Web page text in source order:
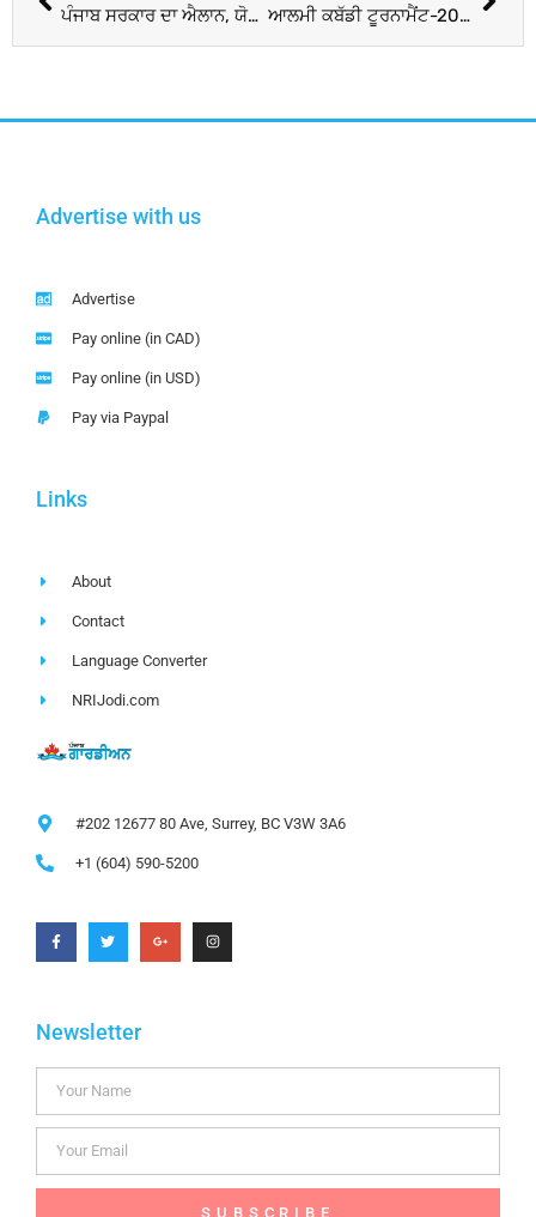
ਪੰਜਾਬ ਸਰਕਾਰ ਦਾ ਐਲਾਨ, ਯੋਗ ਗ਼ਰੀਬ ਬੱਚਿਆਂ ਦੀ ਪੜ੍ਹਾਈ ਹੋਣ ਲੱਗੀ ਮੁਫ਼ਤ ਆਲਮੀ ਕਬੱਡੀ ਟੂਰਨਾਮੈਂਟ-2019 ਦੇ ਫਾਈਨਲ ’ਚ ਭਾਰਤ ਨੇ ਕੈਨੇਡਾ ਨੂੰ ਹਰਾਇਆ
Advertise with us
Advertise
Pay online (in CAD)
Pay online (in USD)
Pay via Paypal
Links
About
Contact
Language Converter
NRIJodi.com
#202 12677 80 Ave, Surrey, BC V3W 3A6
+1 (604) 590-5200
Newsletter
SUBSCRIBE